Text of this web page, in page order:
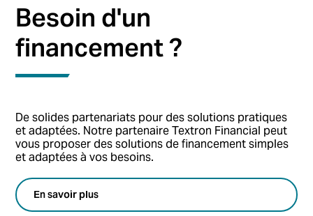
Besoin d'un
financement ?
De solides partenariats pour des solutions pratiques
et adaptées. Notre partenaire Textron Financial peut
vous proposer des solutions de financement simples
et adaptées à vos besoins.
En savoir plus